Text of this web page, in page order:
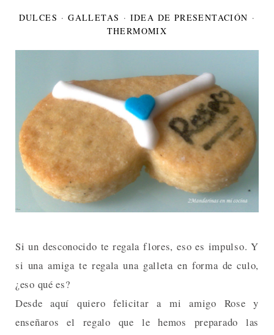
DULCES ·GALLETAS · IDEA DE PRESENTACIÓN ·
THERMOMIX
Si un desconocido te regala flores, eso es impulso. Y
si una amiga te regala una galleta en forma de culo,
¿eso qué es?
Desde aquí quiero felicitar a mi amigo Rose y
enseñaros el regalo que le hemos preparado las